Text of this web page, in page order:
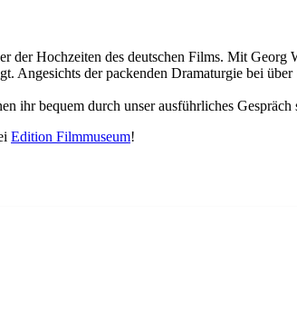
der Hochzeiten des deutschen Films. Mit Georg
Angesichts der packenden Dramaturgie bei
ihr bequem durch unser ausführliches Gespräch
Edition Filmmuseum!